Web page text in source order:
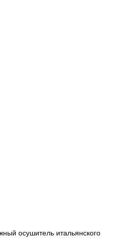
осушитель итальянского